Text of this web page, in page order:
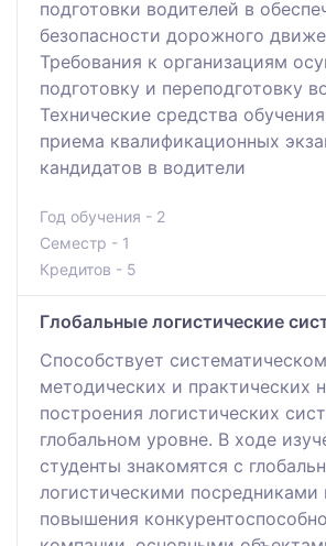
подготовки водителей в
безопасности дорожного
Требования к организациям
подготовку и переподготовку
Технические средства
приема квалификационных
кандидатов в водители
Год обучения - 2
Семестр - 1
Кредитов - 5
Глобальные логистические
Способствует
методических и практических
построения логистических
глобальном уровне. В ходе
студенты знакомятся с
логистическими посредниками
повышения